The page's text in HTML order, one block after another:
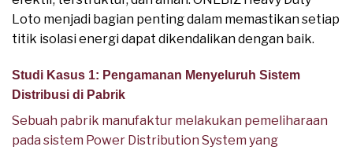
Loto menjadi bagian penting dalam memastikan setiap
titik isolasi energi dapat dikendalikan dengan baik.
Studi Kasus 1: Pengamanan Menyeluruh Sistem
Distribusi di Pabrik
Sebuah pabrik manufaktur melakukan pemeliharaan
pada sistem Power Distribution System yang